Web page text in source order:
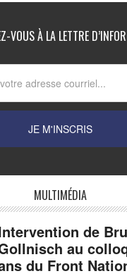
VOUS À LA LETTRE
MULTIMÉDIA
de
au
du Front